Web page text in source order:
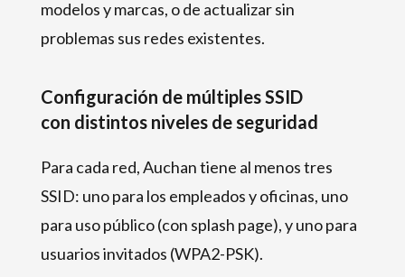
modelos y marcas, o de actualizar sin
problemas sus redes existentes.
Configuración de múltiples SSID
con distintos niveles de seguridad
Para cada red, Auchan tiene al menos tres
SSID: uno para los empleados y oficinas, uno
para uso público (con splash page), y uno para
usuarios invitados (WPA2-PSK).